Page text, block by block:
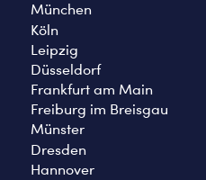
München
Köln
Leipzig
Düsseldorf
Frankfurt am Main
Freiburg im Breisgau
Münster
Dresden
Hannover